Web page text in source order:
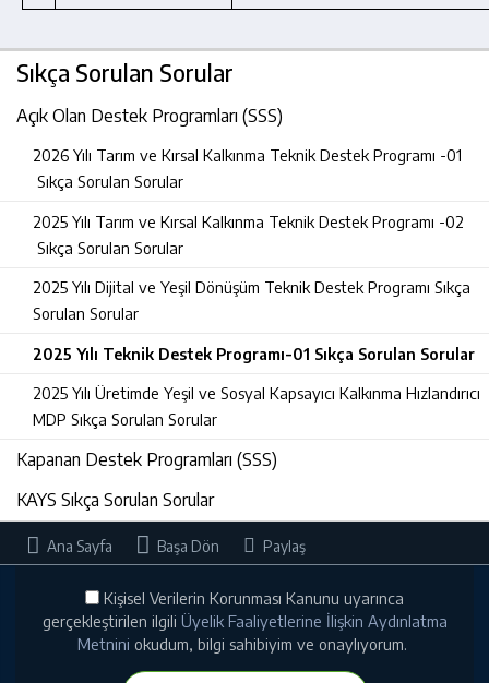
Sıkça Sorulan Sorular
Açık Olan Destek Programları (SSS)
2026 Yılı Tarım ve Kırsal Kalkınma Teknik Destek Programı -01
Sıkça Sorulan Sorular
2025 Yılı Tarım ve Kırsal Kalkınma Teknik Destek Programı -02
Sıkça Sorulan Sorular
2025 Yılı Dijital ve Yeşil Dönüşüm Teknik Destek Programı Sıkça
Sorulan Sorular
2025 Yılı Teknik Destek Programı-01 Sıkça Sorulan Sorular
2025 Yılı Üretimde Yeşil ve Sosyal Kapsayıcı Kalkınma Hızlandırıcı
MDP Sıkça Sorulan Sorular
Kapanan Destek Programları (SSS)
KAYS Sıkça Sorulan Sorular
Ana Sayfa Başa Dön Paylaş
Kişisel Verilerin Korunması Kanunu uyarınca
gerçekleştirilen ilgili Üyelik Faaliyetlerine İlişkin Aydınlatma
Metnini okudum, bilgi sahibiyim ve onaylıyorum.